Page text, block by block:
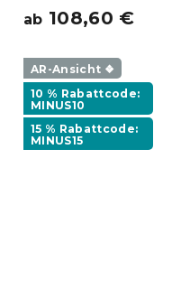
ab 108,60 €
AR-Ansicht ❖
10 % Rabattcode:
MINUS10
15 % Rabattcode:
MINUS15